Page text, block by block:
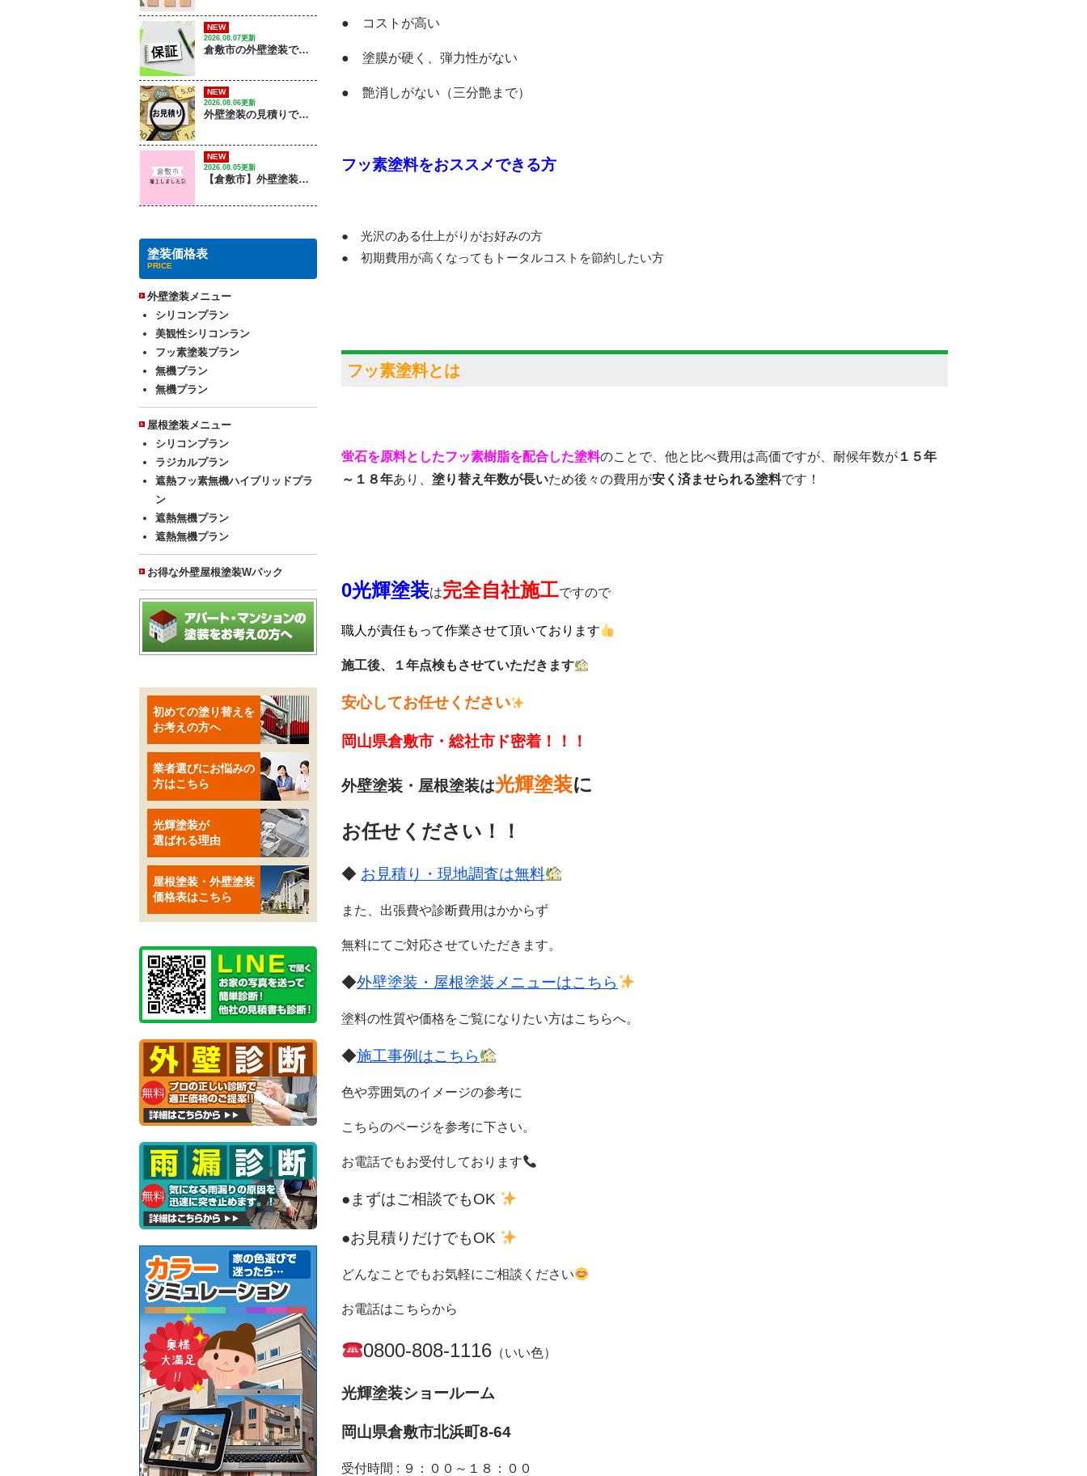
● コストが高い
● 塗膜が硬く、弾力性がない
● 艶消しがない（三分艶まで）
フッ素塗料をおススメできる方
● 光沢のある仕上がりがお好みの方
● 初期費用が高くなってもトータルコストを節約したい方
フッ素塗料とは
蛍石を原料としたフッ素樹脂を配合した塗料のことで、他と比べ費用は高価ですが、耐候年数が １５年
～１８年あり、 塗り替え年数が長いため後々の費用が安く済ませられる塗料です！
0光輝塗装は完全自社施工ですので
職人が責任もって作業させて頂いております
施工後、１年点検もさせていただきます
安心してお任せください
岡山県倉敷市・総社市ド密着！！！
外壁塗装・屋根塗装は光輝塗装に
お任せください！！
◆ お見積り・現地調査は無料
また、出張費や診断費用はかからず
無料にてご対応させていただきます。
◆外壁塗装・屋根塗装メニューはこちら
塗料の性質や価格をご覧になりたい方はこちらへ。
◆施工事例はこちら
色や雰囲気のイメージの参考に
こちらのページを参考に下さい。
お電話でもお受付しております
●まずはご相談でもOK
●お見積りだけでもOK
どんなことでもお気軽にご相談ください
お電話はこちらから
0800-808-1116 （いい色）
光輝塗装ショールーム
岡山県倉敷市北浜町8-64
受付時間 : ９：００～１８：００
NEW
2026.08.07更新
倉敷市の外壁塗装で失敗しない保証の選び方は？｜ 株式会社光輝
NEW
2026.08.06更新
外壁塗装の見積りで確認するポイントは？
NEW
2026.08.05更新
【倉敷市】外壁塗装工事 / 着工しました
塗装価格表
PRICE
外壁塗装メニュー
シリコンプラン
美観性シリコンラン
フッ素塗装プラン
無機プラン
無機プラン
屋根塗装メニュー
シリコンプラン
ラジカルプラン
遮熱フッ素無機ハイブリッドプラ
ン
遮熱無機プラン
遮熱無機プラン
お得な外壁屋根塗装Wパック
初めての塗り替えを
お考えの方へ
業者選びにお悩みの
方はこちら
光輝塗装が
選ばれる理由
屋根塗装・外壁塗装
価格表はこちら